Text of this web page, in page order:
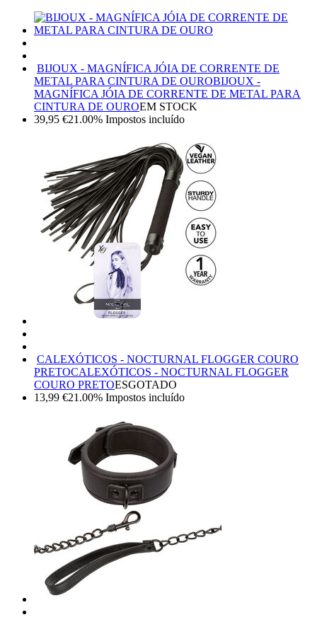
BIJOUX - MAGNÍFICA JÓIA DE CORRENTE DE
METAL PARA CINTURA DE OUROBIJOUX -
MAGNÍFICA JÓIA DE CORRENTE DE METAL PARA
CINTURA DE OUROEM STOCK
39,95 €21.00% Impostos incluído
CALEXÓTICOS - NOCTURNAL FLOGGER COURO
PRETOCALEXÓTICOS - NOCTURNAL FLOGGER
COURO PRETOESGOTADO
13,99 €21.00% Impostos incluído